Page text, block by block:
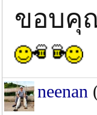
ขอบคุ
neenan